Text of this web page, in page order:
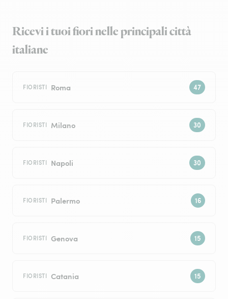
Ricevi i tuoi fiori nelle principali città
italiane
FIORISTI Roma
FIORISTI Milano
FIORISTI Napoli
FIORISTI Palermo
FIORISTI Genova
FIORISTI Catania